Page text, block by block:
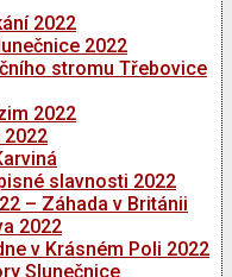
2022
2022
stromu Třebovice
2022
slavnosti 2022
– Záhada v Británii
2022
v Krásném Poli 2022
Slunečnice